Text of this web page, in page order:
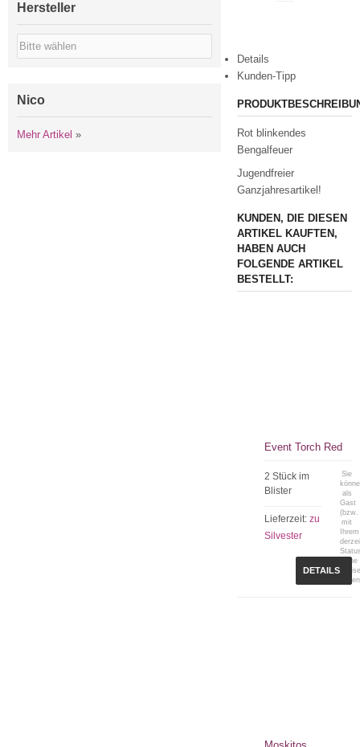
Details
Kunden-Tipp
Rot blinkendes
Bengalfeuer
Jugendfreier
Ganzjahresartikel!
KUNDEN, DIE DIESEN
ARTIKEL KAUFTEN,
HABEN AUCH
FOLGENDE ARTIKEL
BESTELLT:
Event Torch Red
2 Stück im
Blister
Lieferzeit:zu
Silvester
Sie
als
Gast
(bzw.
mit
Ihrem
keine
DETAILS
Hersteller
Nico
Mehr Artikel »